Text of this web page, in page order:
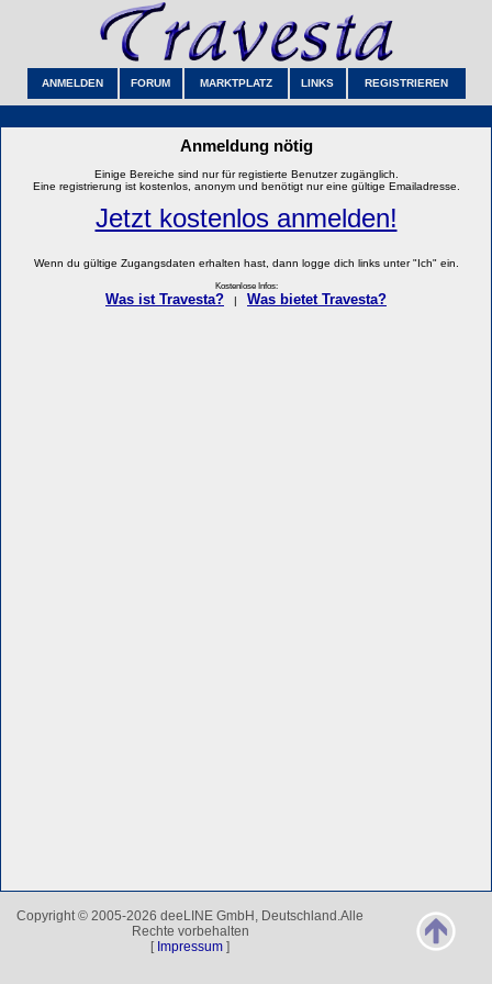
ANMELDEN FORUM MARKTPLATZ LINKS REGISTRIEREN
Anmeldung nötig
Einige Bereiche sind nur für registierte Benutzer zugänglich.
Eine registrierung ist kostenlos, anonym und benötigt nur eine gültige Emailadresse.
Jetzt kostenlos anmelden!
Wenn du gültige Zugangsdaten erhalten hast, dann logge dich links unter "Ich" ein.
Kostenlose Infos:
Was ist Travesta? Was bietet Travesta?
Copyright © 2005-2026 deeLINE GmbH, Deutschland.Alle
Rechte vorbehalten
[ Impressum ]